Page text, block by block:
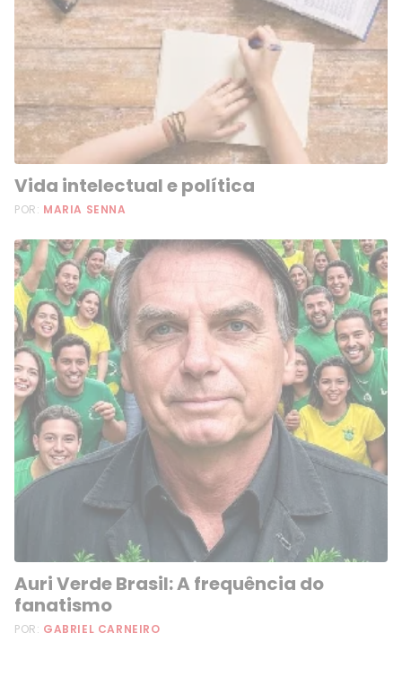
Vida intelectual e política
POR: MARIA SENNA
Auri Verde Brasil: A frequência do
fanatismo
POR: GABRIEL CARNEIRO